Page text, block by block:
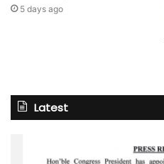
5 days ago
Latest